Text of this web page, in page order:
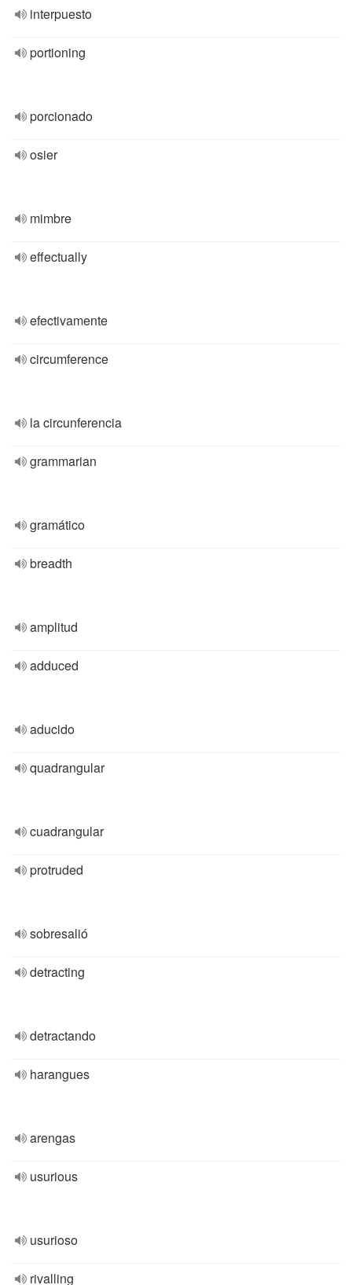
interpuesto
portioning
porcionado
osier
mimbre
effectually
efectivamente
circumference
la circunferencia
grammarian
gramático
breadth
amplitud
adduced
aducido
quadrangular
cuadrangular
protruded
sobresalió
detracting
detractando
harangues
arengas
usurious
usurioso
rivalling